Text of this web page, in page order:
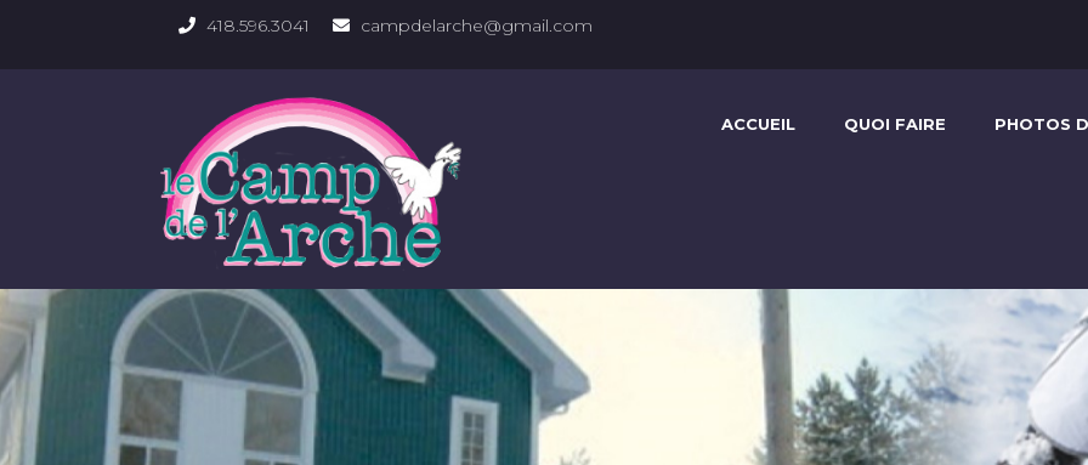
418.596.3041 campdelarche@gmail.com
ACCUEIL QUOI FAIRE PHOTOS